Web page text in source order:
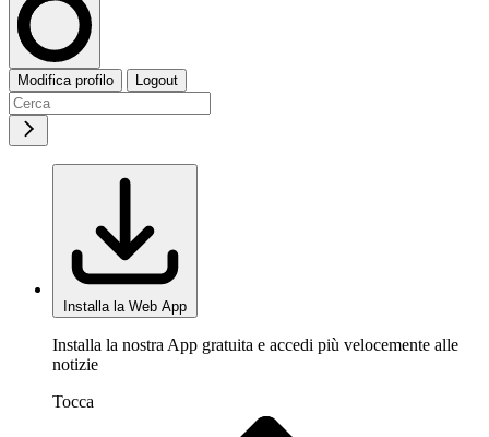
Modifica profilo Logout
Installa la Web App
Installa la nostra App gratuita e accedi più velocemente alle
notizie
Tocca